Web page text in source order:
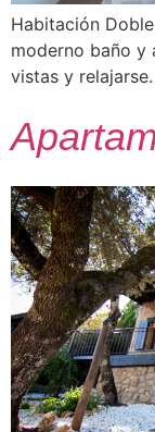
Habitación
moderno baño y
vistas y relajarse.